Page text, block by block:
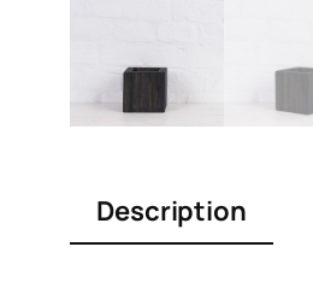
Description